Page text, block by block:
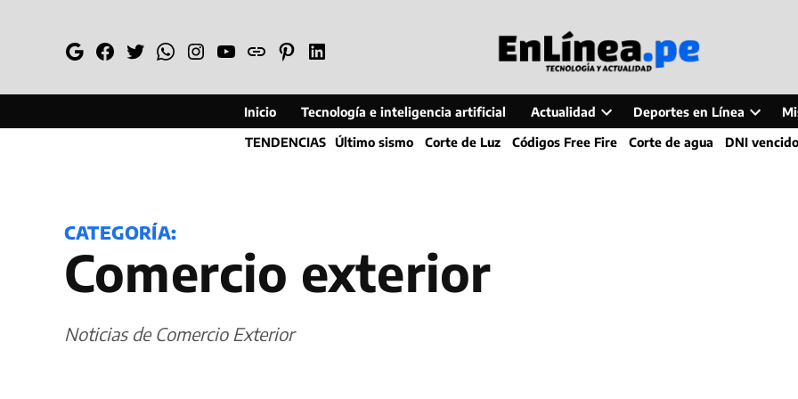
GoogleFacebook
TwitterWhatsapp
Instagram
YouTube
WebPinterestLinkedin
Inicio Tecnología e inteligencia artificial Actualidad
Open
dropdown
Deportes en Línea
Open
dropdown
TENDENCIAS Último sismo Corte de Luz Códigos Free Fire Corte de agua DNI vencido
CATEGORÍA:
Comercio exterior
Noticias de Comercio Exterior